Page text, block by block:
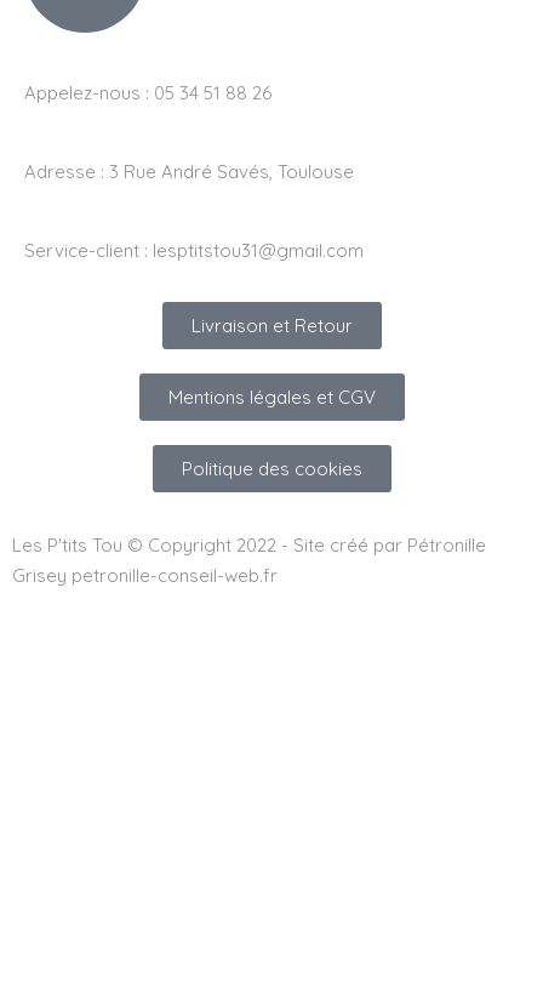
Appelez-nous : 05 34 51 88 26
Adresse : 3 Rue André Savés, Toulouse
Service-client : lesptitstou31@gmail.com
Livraison et Retour
Mentions légales et CGV
Politique des cookies
Les P'tits Tou © Copyright 2022 - Site créé par Pétronille
Grisey petronille-conseil-web.fr